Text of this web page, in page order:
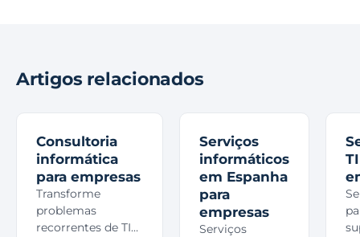
Artigos relacionados
Consultoria
informática
para empresas
Transforme
problemas
recorrentes de TI
Serviços
informáticos
em Espanha
para
empresas
Serviços